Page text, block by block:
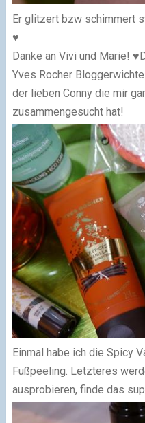
Er glitzert bzw schimmert
♥
Danke an Vivi und Marie! ♥
Yves Rocher
der lieben Conny die mir
zusammengesucht hat!
Einmal habe ich die Spicy
Fußpeeling. Letzteres
ausprobieren, finde das